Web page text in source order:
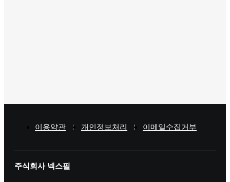
이용약관 개인정보처리 이메일수집거부
주식회사 넥스필